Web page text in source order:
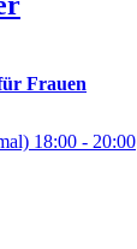
Frauen
18:00 - 20:00